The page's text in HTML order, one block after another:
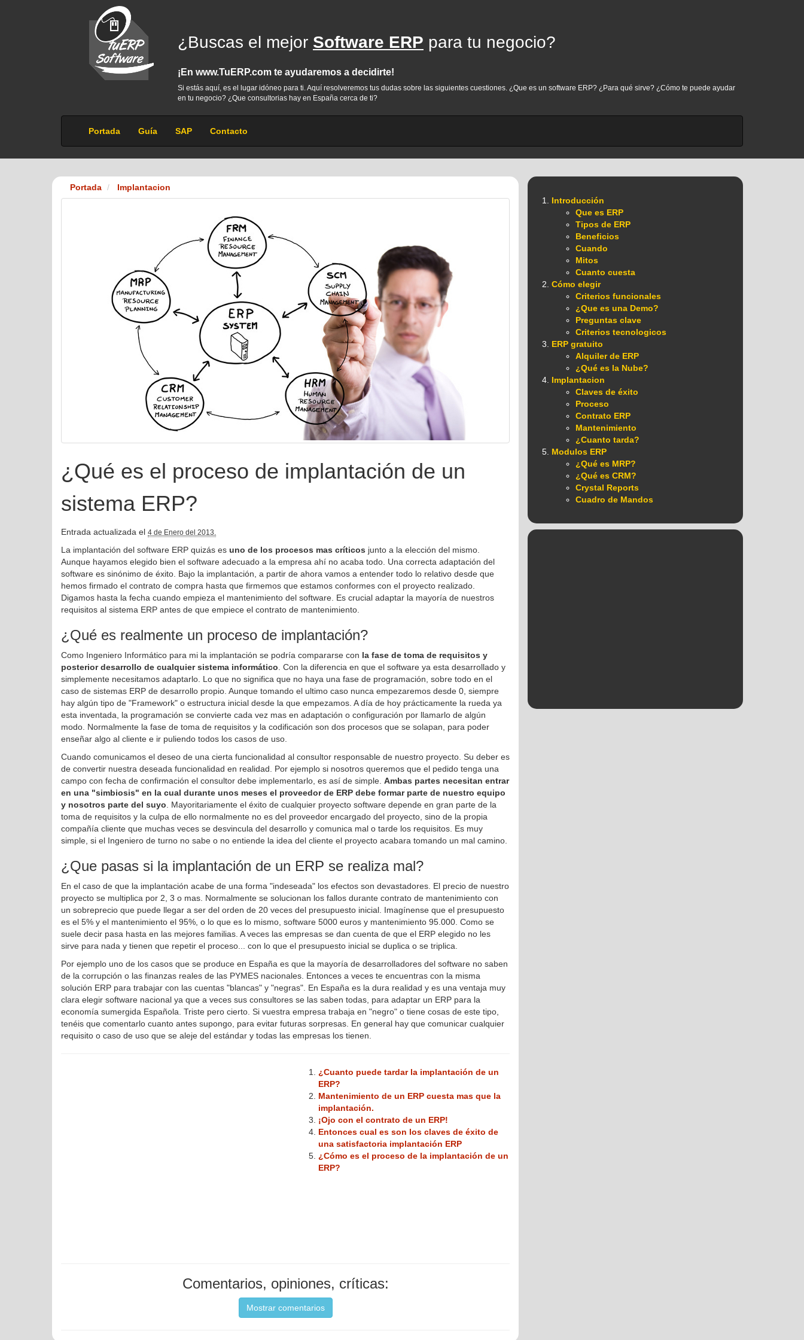
¿Buscas el mejor Software ERP para tu negocio?
¡En www.TuERP.com te ayudaremos a decidirte!
Si estás aquí, es el lugar idóneo para ti. Aquí resolveremos tus dudas sobre las siguientes cuestiones. ¿Que es un software ERP? ¿Para qué sirve? ¿Cómo te puede ayudar
en tu negocio? ¿Que consultorias hay en España cerca de ti?
Portada Guía SAP Contacto
Portada Implantacion
¿Qué es el proceso de implantación de un
sistema ERP?
Entrada actualizada el 4 de Enero del 2013.
La implantación del software ERP quizás es uno de los procesos mas críticos junto a la elección del mismo.
Aunque hayamos elegido bien el software adecuado a la empresa ahí no acaba todo. Una correcta adaptación del
software es sinónimo de éxito. Bajo la implantación, a partir de ahora vamos a entender todo lo relativo desde que
hemos firmado el contrato de compra hasta que firmemos que estamos conformes con el proyecto realizado.
Digamos hasta la fecha cuando empieza el mantenimiento del software. Es crucial adaptar la mayoría de nuestros
requisitos al sistema ERP antes de que empiece el contrato de mantenimiento.
¿Qué es realmente un proceso de implantación?
Como Ingeniero Informático para mi la implantación se podría compararse con la fase de toma de requisitos y
posterior desarrollo de cualquier sistema informático . Con la diferencia en que el software ya esta desarrollado y
simplemente necesitamos adaptarlo. Lo que no significa que no haya una fase de programación, sobre todo en el
caso de sistemas ERP de desarrollo propio. Aunque tomando el ultimo caso nunca empezaremos desde 0, siempre
hay algún tipo de "Framework" o estructura inicial desde la que empezamos. A día de hoy prácticamente la rueda ya
esta inventada, la programación se convierte cada vez mas en adaptación o configuración por llamarlo de algún
modo. Normalmente la fase de toma de requisitos y la codificación son dos procesos que se solapan, para poder
enseñar algo al cliente e ir puliendo todos los casos de uso.
Cuando comunicamos el deseo de una cierta funcionalidad al consultor responsable de nuestro proyecto. Su deber es
de convertir nuestra deseada funcionalidad en realidad. Por ejemplo si nosotros queremos que el pedido tenga una
campo con fecha de confirmación el consultor debe implementarlo, es así de simple. Ambas partes necesitan entrar
en una "simbiosis" en la cual durante unos meses el proveedor de ERP debe formar parte de nuestro equipo
y nosotros parte del suyo . Mayoritariamente el éxito de cualquier proyecto software depende en gran parte de la
toma de requisitos y la culpa de ello normalmente no es del proveedor encargado del proyecto, sino de la propia
compañía cliente que muchas veces se desvincula del desarrollo y comunica mal o tarde los requisitos. Es muy
simple, si el Ingeniero de turno no sabe o no entiende la idea del cliente el proyecto acabara tomando un mal camino.
¿Que pasas si la implantación de un ERP se realiza mal?
En el caso de que la implantación acabe de una forma "indeseada" los efectos son devastadores. El precio de nuestro
proyecto se multiplica por 2, 3 o mas. Normalmente se solucionan los fallos durante contrato de mantenimiento con
un sobreprecio que puede llegar a ser del orden de 20 veces del presupuesto inicial. Imagínense que el presupuesto
es el 5% y el mantenimiento el 95%, o lo que es lo mismo, software 5000 euros y mantenimiento 95.000. Como se
suele decir pasa hasta en las mejores familias. A veces las empresas se dan cuenta de que el ERP elegido no les
sirve para nada y tienen que repetir el proceso... con lo que el presupuesto inicial se duplica o se triplica.
Por ejemplo uno de los casos que se produce en España es que la mayoría de desarrolladores del software no saben
de la corrupción o las finanzas reales de las PYMES nacionales. Entonces a veces te encuentras con la misma
solución ERP para trabajar con las cuentas "blancas" y "negras". En España es la dura realidad y es una ventaja muy
clara elegir software nacional ya que a veces sus consultores se las saben todas, para adaptar un ERP para la
economía sumergida Española. Triste pero cierto. Si vuestra empresa trabaja en "negro" o tiene cosas de este tipo,
tenéis que comentarlo cuanto antes supongo, para evitar futuras sorpresas. En general hay que comunicar cualquier
requisito o caso de uso que se aleje del estándar y todas las empresas los tienen.
¿Cuanto puede tardar la implantación de un
ERP?
Mantenimiento de un ERP cuesta mas que la
implantación.
¡Ojo con el contrato de un ERP!
Entonces cual es son los claves de éxito de
una satisfactoria implantación ERP
¿Cómo es el proceso de la implantación de un
ERP?
Comentarios, opiniones, críticas:
Mostrar comentarios
Introducción
Que es ERP
Tipos de ERP
Beneficios
Cuando
Mitos
Cuanto cuesta
Cómo elegir
Criterios funcionales
¿Que es una Demo?
Preguntas clave
Criterios tecnologicos
ERP gratuito
Alquiler de ERP
¿Qué es la Nube?
Implantacion
Claves de éxito
Proceso
Contrato ERP
Mantenimiento
¿Cuanto tarda?
Modulos ERP
¿Qué es MRP?
¿Qué es CRM?
Crystal Reports
Cuadro de Mandos